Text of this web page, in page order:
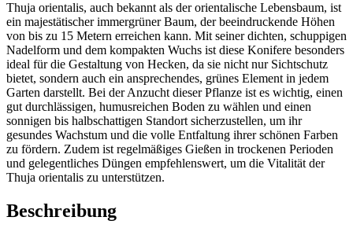
Thuja orientalis, auch bekannt als der orientalische Lebensbaum, ist
ein majestätischer immergrüner Baum, der beeindruckende Höhen
von bis zu 15 Metern erreichen kann. Mit seiner dichten, schuppigen
Nadelform und dem kompakten Wuchs ist diese Konifere besonders
ideal für die Gestaltung von Hecken, da sie nicht nur Sichtschutz
bietet, sondern auch ein ansprechendes, grünes Element in jedem
Garten darstellt. Bei der Anzucht dieser Pflanze ist es wichtig, einen
gut durchlässigen, humusreichen Boden zu wählen und einen
sonnigen bis halbschattigen Standort sicherzustellen, um ihr
gesundes Wachstum und die volle Entfaltung ihrer schönen Farben
zu fördern. Zudem ist regelmäßiges Gießen in trockenen Perioden
und gelegentliches Düngen empfehlenswert, um die Vitalität der
Thuja orientalis zu unterstützen.
Beschreibung